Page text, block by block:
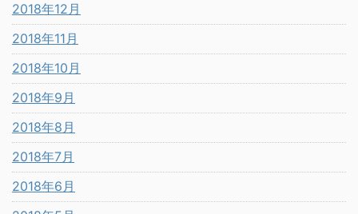
2018年12月
2018年11月
2018年10月
2018年9月
2018年8月
2018年7月
2018年6月